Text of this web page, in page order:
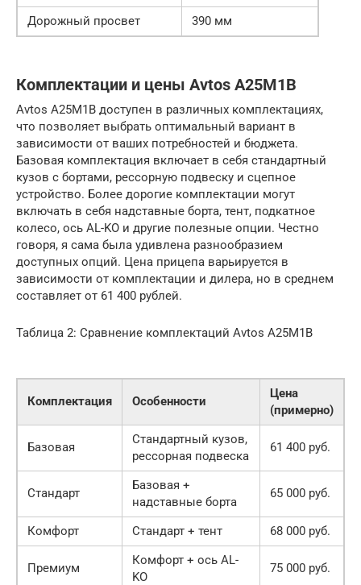
Дорожный просвет
390 мм
Комплектации и цены Avtos A25M1B
Avtos A25M1B доступен в различных комплектациях,
что позволяет выбрать оптимальный вариант в
зависимости от ваших потребностей и бюджета.
Базовая комплектация включает в себя стандартный
кузов с бортами, рессорную подвеску и сцепное
устройство. Более дорогие комплектации могут
включать в себя надставные борта, тент, подкатное
колесо, ось AL-KO и другие полезные опции. Честно
говоря, я сама была удивлена разнообразием
доступных опций. Цена прицепа варьируется в
зависимости от комплектации и дилера, но в среднем
составляет от 61 400 рублей.
Таблица 2: Сравнение комплектаций Avtos A25M1B
Комплектация Особенности
Цена
(примерно)
Базовая
Стандартный кузов,
рессорная подвеска
61 400 руб.
Стандарт
Базовая +
надставные борта
65 000 руб.
Комфорт Стандарт + тент 68 000 руб.
Премиум
Комфорт + ось AL-
KO
75 000 руб.